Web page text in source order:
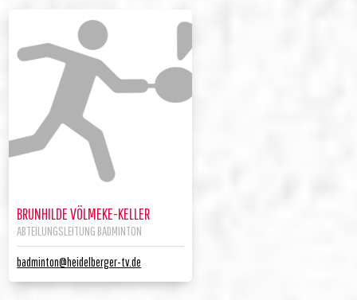
BRUNHILDE VÖLMEKE-KELLER
ABTEILUNGSLEITUNG BADMINTON
badminton@heidelberger-tv.de